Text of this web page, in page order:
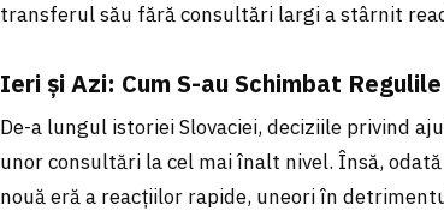
transferul său fără consultări largi a stârnit
Ieri și Azi: Cum S-au Schimbat
De-a lungul istoriei Slovaciei, deciziile privind
unor consultări la cel mai înalt nivel. Însă,
nouă eră a reacțiilor rapide, uneori în